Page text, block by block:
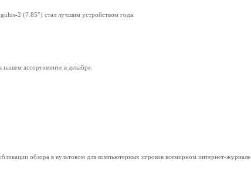
2 (7.85″) стал лучшим устройством года.
ассортименте в декабре.
обзора в культовом для компьютерных игроков всемирном интернет-журнале